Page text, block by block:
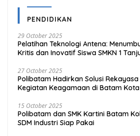
PENDIDIKAN
29 October 2025
Pelatihan Teknologi Antena:
Kritis dan Inovatif Siswa SMKN 1
27 October 2025
Polibatam Hadirkan Solusi
Kegiatan Keagamaan di Batam Kota
15 October 2025
Polibatam dan SMK Kartini Batam
SDM Industri Siap Pakai